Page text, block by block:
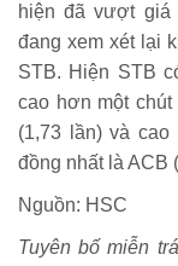
hiện đã vượt giá
đang xem xét lại
STB. Hiện STB
cao hơn một
(1,73 lần) và
đồng nhất là ACB
Nguồn: HSC
Tuyên bố miễn